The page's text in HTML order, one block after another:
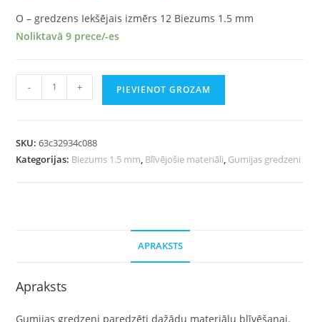
O – gredzens Iekšējais izmērs 12 Biezums 1.5 mm
Noliktavā 9 prece/-es
- + PIEVIENOT GROZAM
SKU:63c32934c088
Kategorijas: Biezums 1.5 mm, Blīvējošie materiāli, Gumijas gredzeni
APRAKSTS
Apraksts
Gumijas gredzeni paredzēti dažādu materiālu blīvēšanai.